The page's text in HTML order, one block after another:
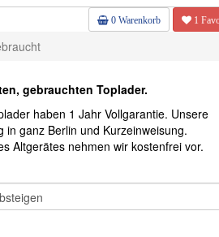
0 Warenkorb 1
gebrauchten Toplader.
haben 1 Jahr Vollgarantie. Unsere
in ganz Berlin und Kurzeinweisung.
Altgerätes nehmen wir kostenfrei vor.